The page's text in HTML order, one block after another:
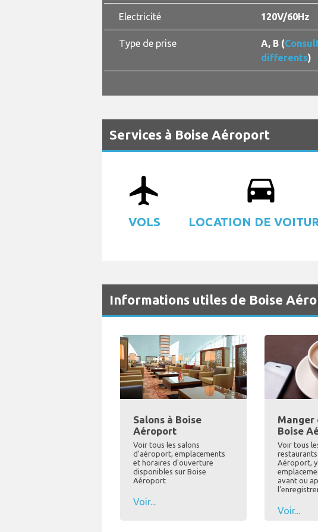
Electricité 120V/60Hz
Type de prise A, B (
differents)
Services à Boise Aéroport
airplanemode_active
VOLS
drive_eta
LOCATION DE
Informations utiles de Boise
Salons à Boise
Aéroport
Voir tous les salons
d'aéroport, emplacements
et horaires d'ouverture
disponibles sur Boise
Aéroport
Voir...
Manger
Boise
Voir tous
restaurants
Aéroport, y
avant ou
Voir...